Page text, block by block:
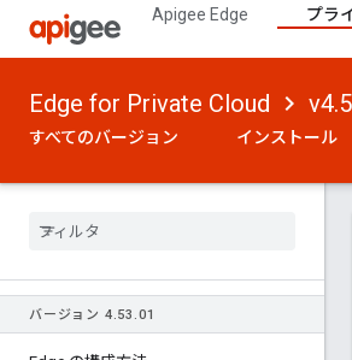
Apigee Edge プラ
Edge for Private Cloud
すべてのバージョン インストール
バージョン 4.53 .01